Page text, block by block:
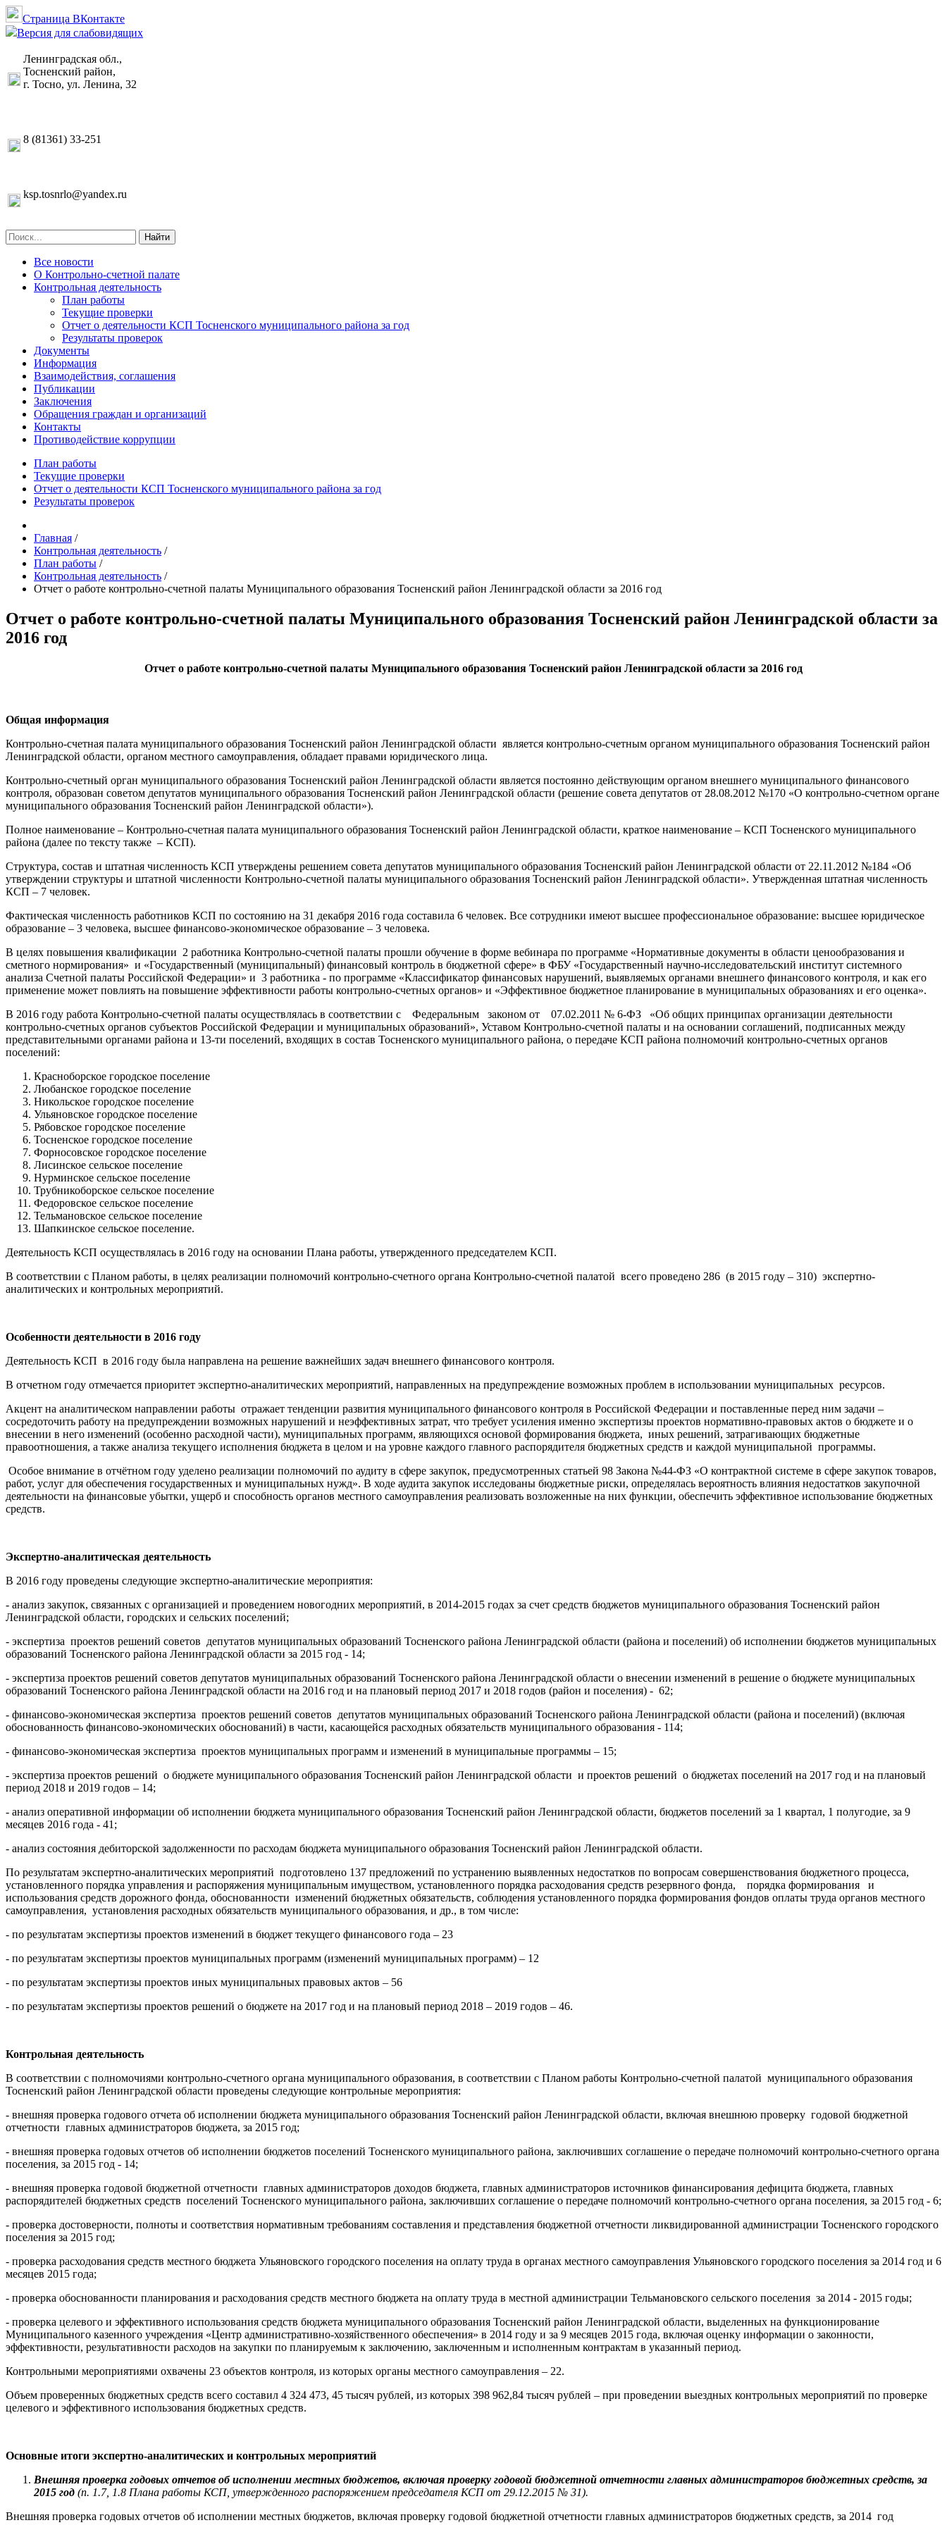
Страница ВКонтакте
Версия для слабовидящих
Ленинградская обл.,
Тосненский район,
г. Тосно, ул. Ленина, 32
8 (81361) 33-251
ksp.tosnrlo@yandex.ru
Найти
Все новости
О Контрольно-счетной палате
Контрольная деятельность
План работы
Текущие проверки
Отчет о деятельности КСП Тосненского муниципального района за год
Результаты проверок
Документы
Информация
Взаимодействия, соглашения
Публикации
Заключения
Обращения граждан и организаций
Контакты
Противодействие коррупции
План работы
Текущие проверки
Отчет о деятельности КСП Тосненского муниципального района за год
Результаты проверок
Главная /
Контрольная деятельность /
План работы /
Контрольная деятельность /
Отчет о работе контрольно-счетной палаты Муниципального образования Тосненский район Ленинградской области за 2016 год
Отчет о работе контрольно-счетной палаты Муниципального образования Тосненский район Ленинградской области за
2016 год
Отчет о работе контрольно-счетной палаты Муниципального образования Тосненский район Ленинградской области за 2016 год
Общая информация
Контрольно-счетная палата муниципального образования Тосненский район Ленинградской области является контрольно-счетным органом муниципального образования Тосненский район
Ленинградской области, органом местного самоуправления, обладает правами юридического лица.
Контрольно-счетный орган муниципального образования Тосненский район Ленинградской области является постоянно действующим органом внешнего муниципального финансового
контроля, образован советом депутатов муниципального образования Тосненский район Ленинградской области (решение совета депутатов от 28.08.2012 №170 «О контрольно-счетном органе
муниципального образования Тосненский район Ленинградской области»).
Полное наименование – Контрольно-счетная палата муниципального образования Тосненский район Ленинградской области, краткое наименование – КСП Тосненского муниципального
района (далее по тексту также – КСП).
Структура, состав и штатная численность КСП утверждены решением совета депутатов муниципального образования Тосненский район Ленинградской области от 22.11.2012 №184 «Об
утверждении структуры и штатной численности Контрольно-счетной палаты муниципального образования Тосненский район Ленинградской области». Утвержденная штатная численность
КСП – 7 человек.
Фактическая численность работников КСП по состоянию на 31 декабря 2016 года составила 6 человек. Все сотрудники имеют высшее профессиональное образование: высшее юридическое
образование – 3 человека, высшее финансово-экономическое образование – 3 человека.
В целях повышения квалификации 2 работника Контрольно-счетной палаты прошли обучение в форме вебинара по программе «Нормативные документы в области ценообразования и
сметного нормирования» и «Государственный (муниципальный) финансовый контроль в бюджетной сфере» в ФБУ «Государственный научно-исследовательский институт системного
анализа Счетной палаты Российской Федерации» и 3 работника - по программе «Классификатор финансовых нарушений, выявляемых органами внешнего финансового контроля, и как его
применение может повлиять на повышение эффективности работы контрольно-счетных органов» и «Эффективное бюджетное планирование в муниципальных образованиях и его оценка».
В 2016 году работа Контрольно-счетной палаты осуществлялась в соответствии с Федеральным законом от 07.02.2011 № 6-ФЗ «Об общих принципах организации деятельности
контрольно-счетных органов субъектов Российской Федерации и муниципальных образований», Уставом Контрольно-счетной палаты и на основании соглашений, подписанных между
представительными органами района и 13-ти поселений, входящих в состав Тосненского муниципального района, о передаче КСП района полномочий контрольно-счетных органов
поселений:
Красноборское городское поселение
Любанское городское поселение
Никольское городское поселение
Ульяновское городское поселение
Рябовское городское поселение
Тосненское городское поселение
Форносовское городское поселение
Лисинское сельское поселение
Нурминское сельское поселение
Трубникоборское сельское поселение
Федоровское сельское поселение
Тельмановское сельское поселение
Шапкинское сельское поселение.
Деятельность КСП осуществлялась в 2016 году на основании Плана работы, утвержденного председателем КСП.
В соответствии с Планом работы, в целях реализации полномочий контрольно-счетного органа Контрольно-счетной палатой всего проведено 286 (в 2015 году – 310) экспертно-
аналитических и контрольных мероприятий.
Особенности деятельности в 2016 году
Деятельность КСП в 2016 году была направлена на решение важнейших задач внешнего финансового контроля.
В отчетном году отмечается приоритет экспертно-аналитических мероприятий, направленных на предупреждение возможных проблем в использовании муниципальных ресурсов.
Акцент на аналитическом направлении работы отражает тенденции развития муниципального финансового контроля в Российской Федерации и поставленные перед ним задачи –
сосредоточить работу на предупреждении возможных нарушений и неэффективных затрат, что требует усиления именно экспертизы проектов нормативно-правовых актов о бюджете и о
внесении в него изменений (особенно расходной части), муниципальных программ, являющихся основой формирования бюджета, иных решений, затрагивающих бюджетные
правоотношения, а также анализа текущего исполнения бюджета в целом и на уровне каждого главного распорядителя бюджетных средств и каждой муниципальной программы.
Особое внимание в отчётном году уделено реализации полномочий по аудиту в сфере закупок, предусмотренных статьей 98 Закона №44-ФЗ «О контрактной системе в сфере закупок товаров,
работ, услуг для обеспечения государственных и муниципальных нужд». В ходе аудита закупок исследованы бюджетные риски, определялась вероятность влияния недостатков закупочной
деятельности на финансовые убытки, ущерб и способность органов местного самоуправления реализовать возложенные на них функции, обеспечить эффективное использование бюджетных
средств.
Экспертно-аналитическая деятельность
В 2016 году проведены следующие экспертно-аналитические мероприятия:
- анализ закупок, связанных с организацией и проведением новогодних мероприятий, в 2014-2015 годах за счет средств бюджетов муниципального образования Тосненский район
Ленинградской области, городских и сельских поселений;
- экспертиза проектов решений советов депутатов муниципальных образований Тосненского района Ленинградской области (района и поселений) об исполнении бюджетов муниципальных
образований Тосненского района Ленинградской области за 2015 год - 14;
- экспертиза проектов решений советов депутатов муниципальных образований Тосненского района Ленинградской области о внесении изменений в решение о бюджете муниципальных
образований Тосненского района Ленинградской области на 2016 год и на плановый период 2017 и 2018 годов (район и поселения) - 62;
- финансово-экономическая экспертиза проектов решений советов депутатов муниципальных образований Тосненского района Ленинградской области (района и поселений) (включая
обоснованность финансово-экономических обоснований) в части, касающейся расходных обязательств муниципального образования - 114;
- финансово-экономическая экспертиза проектов муниципальных программ и изменений в муниципальные программы – 15;
- экспертиза проектов решений о бюджете муниципального образования Тосненский район Ленинградской области и проектов решений о бюджетах поселений на 2017 год и на плановый
период 2018 и 2019 годов – 14;
- анализ оперативной информации об исполнении бюджета муниципального образования Тосненский район Ленинградской области, бюджетов поселений за 1 квартал, 1 полугодие, за 9
месяцев 2016 года - 41;
- анализ состояния дебиторской задолженности по расходам бюджета муниципального образования Тосненский район Ленинградской области.
По результатам экспертно-аналитических мероприятий подготовлено 137 предложений по устранению выявленных недостатков по вопросам совершенствования бюджетного процесса,
установленного порядка управления и распоряжения муниципальным имуществом, установленного порядка расходования средств резервного фонда, порядка формирования и
использования средств дорожного фонда, обоснованности изменений бюджетных обязательств, соблюдения установленного порядка формирования фондов оплаты труда органов местного
самоуправления, установления расходных обязательств муниципального образования, и др., в том числе:
- по результатам экспертизы проектов изменений в бюджет текущего финансового года – 23
- по результатам экспертизы проектов муниципальных программ (изменений муниципальных программ) – 12
- по результатам экспертизы проектов иных муниципальных правовых актов – 56
- по результатам экспертизы проектов решений о бюджете на 2017 год и на плановый период 2018 – 2019 годов – 46.
Контрольная деятельность
В соответствии с полномочиями контрольно-счетного органа муниципального образования, в соответствии с Планом работы Контрольно-счетной палатой муниципального образования
Тосненский район Ленинградской области проведены следующие контрольные мероприятия:
- внешняя проверка годового отчета об исполнении бюджета муниципального образования Тосненский район Ленинградской области, включая внешнюю проверку годовой бюджетной
отчетности главных администраторов бюджета, за 2015 год;
- внешняя проверка годовых отчетов об исполнении бюджетов поселений Тосненского муниципального района, заключивших соглашение о передаче полномочий контрольно-счетного органа
поселения, за 2015 год - 14;
- внешняя проверка годовой бюджетной отчетности главных администраторов доходов бюджета, главных администраторов источников финансирования дефицита бюджета, главных
распорядителей бюджетных средств поселений Тосненского муниципального района, заключивших соглашение о передаче полномочий контрольно-счетного органа поселения, за 2015 год - 6;
- проверка достоверности, полноты и соответствия нормативным требованиям составления и представления бюджетной отчетности ликвидированной администрации Тосненского городского
поселения за 2015 год;
- проверка расходования средств местного бюджета Ульяновского городского поселения на оплату труда в органах местного самоуправления Ульяновского городского поселения за 2014 год и 6
месяцев 2015 года;
- проверка обоснованности планирования и расходования средств местного бюджета на оплату труда в местной администрации Тельмановского сельского поселения за 2014 - 2015 годы;
- проверка целевого и эффективного использования средств бюджета муниципального образования Тосненский район Ленинградской области, выделенных на функционирование
Муниципального казенного учреждения «Центр административно-хозяйственного обеспечения» в 2014 году и за 9 месяцев 2015 года, включая оценку информации о законности,
эффективности, результативности расходов на закупки по планируемым к заключению, заключенным и исполненным контрактам в указанный период.
Контрольными мероприятиями охвачены 23 объектов контроля, из которых органы местного самоуправления – 22.
Объем проверенных бюджетных средств всего составил 4 324 473, 45 тысяч рублей, из которых 398 962,84 тысяч рублей – при проведении выездных контрольных мероприятий по проверке
целевого и эффективного использования бюджетных средств.
Основные итоги экспертно-аналитических и контрольных мероприятий
Внешняя проверка годовых отчетов об исполнении местных бюджетов, включая проверку годовой бюджетной отчетности главных администраторов бюджетных средств, за
2015 год (п. 1.7, 1.8 Плана работы КСП, утвержденного распоряжением председателя КСП от 29.12.2015 № 31).
Внешняя проверка годовых отчетов об исполнении местных бюджетов, включая проверку годовой бюджетной отчетности главных администраторов бюджетных средств, за 2014 год